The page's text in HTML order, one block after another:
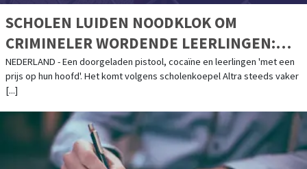
SCHOLEN LUIDEN NOODKLOK OM
CRIMINELER WORDENDE LEERLINGEN:
"PROBLEEM BESPREEKBAAR MAKEN"
NEDERLAND - Een doorgeladen pistool, cocaïne en leerlingen 'met een
prijs op hun hoofd'. Het komt volgens scholenkoepel Altra steeds vaker
[...]